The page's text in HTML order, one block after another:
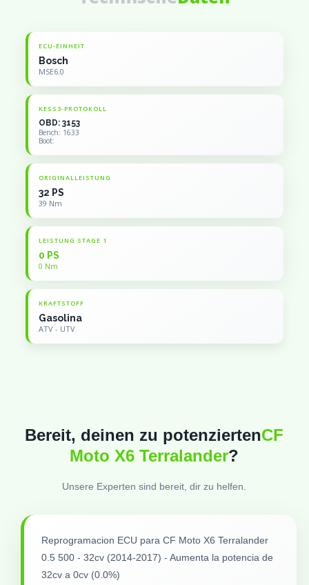
ECU-EINHEIT
Bosch
MSE6.0
KESS3-PROTOKOLL
OBD: 3153
Bench: 1633
Boot:
ORIGINALLEISTUNG
32 PS
39 Nm
LEISTUNG STAGE 1
0 PS
0 Nm
KRAFTSTOFF
Gasolina
ATV - UTV
Bereit, deinen zu potenziertenCF
Moto X6 Terralander?
Unsere Experten sind bereit, dir zu helfen.
Reprogramacion ECU para CF Moto X6 Terralander
0.5 500 - 32cv (2014-2017) - Aumenta la potencia de
32cv a 0cv (0.0%)